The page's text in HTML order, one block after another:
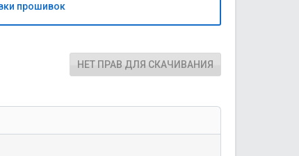
прошивок
НЕТ ПРАВ ДЛЯ СКАЧИВАНИЯ